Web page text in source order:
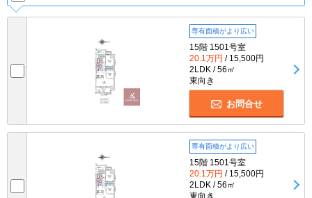
専有面積がより広い
15階 1501号室
20.1万円 / 15,500円
2LDK / 56㎡
東向き
お問合せ
専有面積がより広い
15階 1501号室
20.1万円 / 15,500円
2LDK / 56㎡
東向き